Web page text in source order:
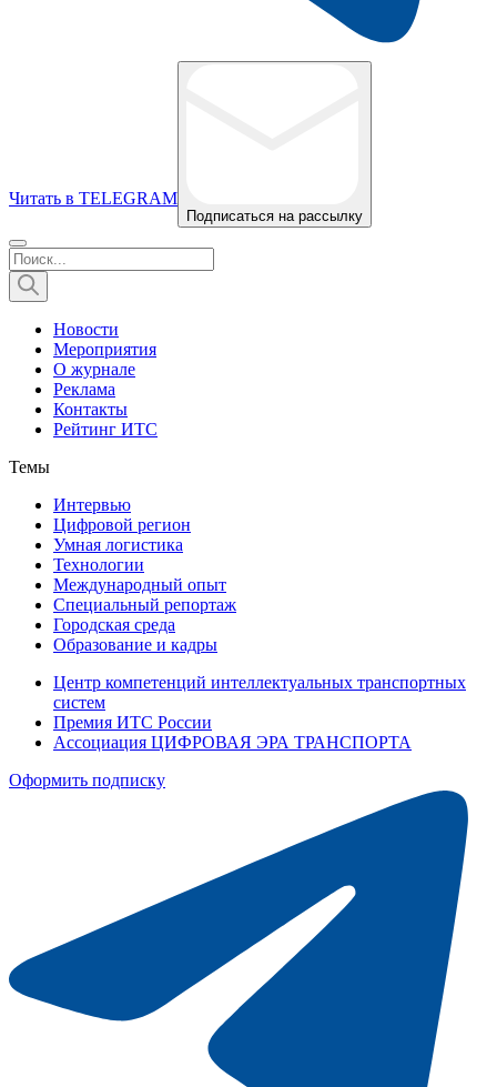
Читать в TELEGRAM
Подписаться на рассылку
Новости
Мероприятия
О журнале
Реклама
Контакты
Рейтинг ИТС
Темы
Интервью
Цифровой регион
Умная логистика
Технологии
Международный опыт
Специальный репортаж
Городская среда
Образование и кадры
Центр компетенций интеллектуальных транспортных
систем
Премия ИТС России
Ассоциация ЦИФРОВАЯ ЭРА ТРАНСПОРТА
Оформить подписку